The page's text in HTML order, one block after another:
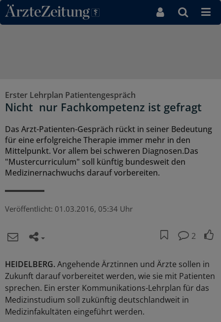
Direkt zum Inhaltsbereich
Erster Lehrplan Patientengespräch
Nicht nur Fachkompetenz ist gefragt
Das Arzt-Patienten-Gespräch rückt in seiner Bedeutung
für eine erfolgreiche Therapie immer mehr in den
Mittelpunkt. Vor allem bei schweren Diagnosen.Das
"Mustercurriculum" soll künftig bundesweit den
Medizinernachwuchs darauf vorbereiten.
Veröffentlicht: 01.03.2016, 05:34 Uhr
2
HEIDELBERG.Angehende Ärztinnen und Ärzte sollen in
Zukunft darauf vorbereitet werden, wie sie mit Patienten
sprechen. Ein erster Kommunikations-Lehrplan für das
Medizinstudium soll zukünftig deutschlandweit in
Medizinfakultäten eingeführt werden.